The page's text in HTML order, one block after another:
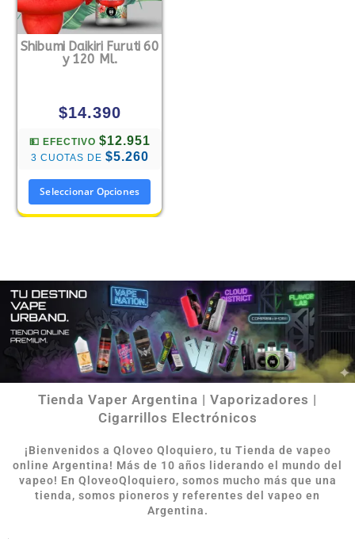
Shibumi Daikiri Furuti 60
y 120 Ml.
$14.390
💵 EFECTIVO $12.951
3 CUOTAS DE $5.260
Seleccionar Opciones
Tienda Vaper Argentina | Vaporizadores |
Cigarrillos Electrónicos
¡Bienvenidos a Qloveo Qloquiero, tu Tienda de vapeo
online Argentina! Más de 10 años liderando el mundo del
vapeo! En QloveoQloquiero, somos mucho más que una
tienda, somos pioneros y referentes del vapeo en
Argentina.